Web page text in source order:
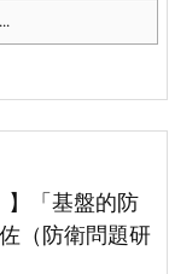
】「基盤的防
防衛問題研